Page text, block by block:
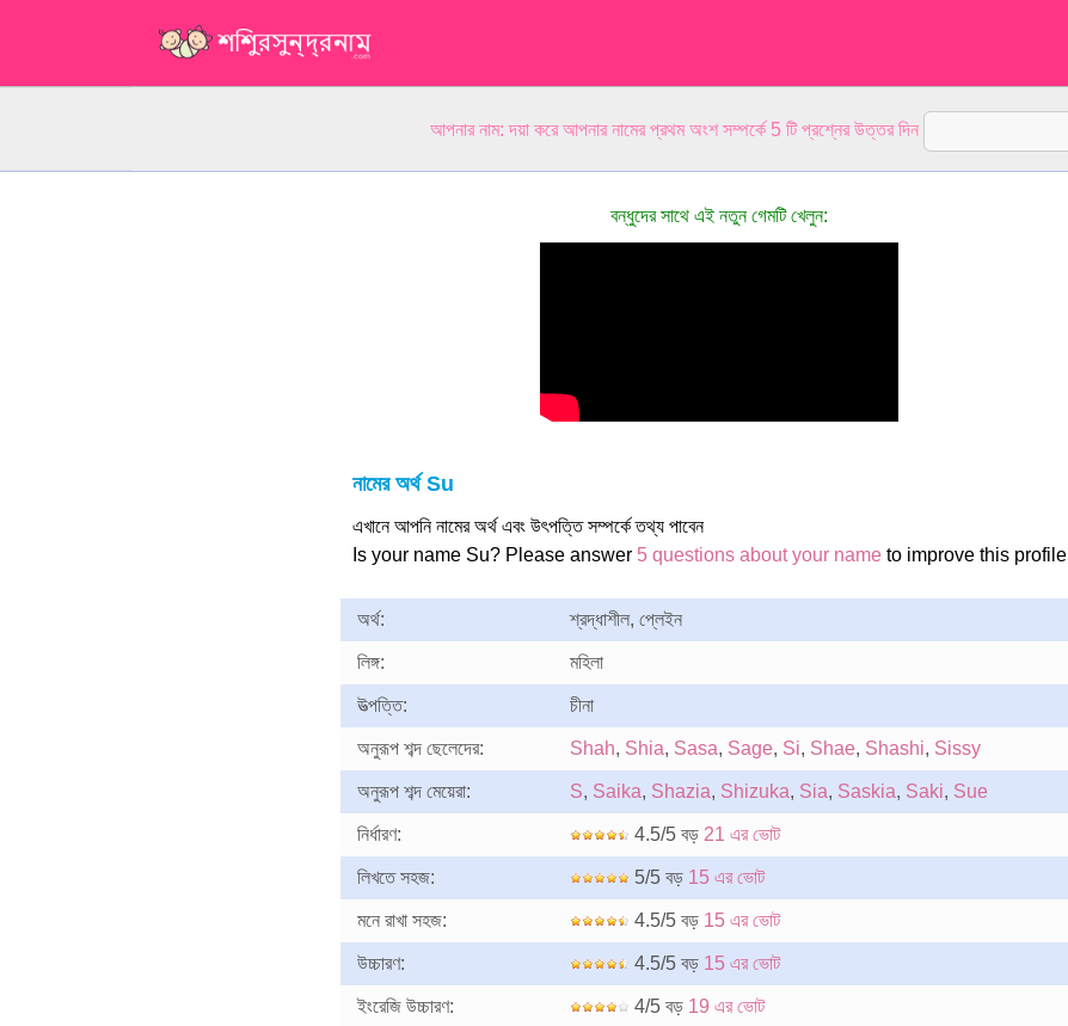
আপনার নাম: দয়া করে আপনার নামের প্রথম অংশ সম্পর্কে 5 টি প্রশ্নের উত্তর দিন
বন্ধুদের সাথে এই নতুন গেমটি খেলুন:
নামের অর্থ Su
এখানে আপনি নামের অর্থ এবং উৎপত্তি সম্পর্কে তথ্য পাবেন
Is your name Su? Please answer 5 questions about your nameto improve this profile
অর্থ: শ্রদ্ধাশীল, প্লেইন
লিঙ্গ: মহিলা
উত্পত্তি: চীনা
অনুরূপ শব্দ ছেলেদের: Shah, Shia, Sasa, Sage, Si, Shae, Shashi, Sissy
অনুরূপ শব্দ মেয়েরা: S, Saika, Shazia, Shizuka, Sia, Saskia, Saki, Sue
নির্ধারণ: 4.5/5 বড় 21 এর ভোট
লিখতে সহজ: 5/5 বড় 15 এর ভোট
মনে রাখা সহজ: 4.5/5 বড় 15 এর ভোট
উচ্চারণ: 4.5/5 বড় 15 এর ভোট
ইংরেজি উচ্চারণ: 4/5 বড় 19 এর ভোট